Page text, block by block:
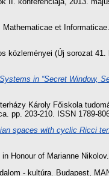
Mathematicae et
(Új sorozat 41.
in “Secret Window,
Károly Főiskola
pp. 203-210. ISSN 1789-
spaces with cyclic Ricci
in Honour of Marianne
- kultúra. Budapest,